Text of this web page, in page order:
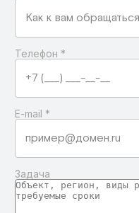
Телефон *
E-mail *
Задача